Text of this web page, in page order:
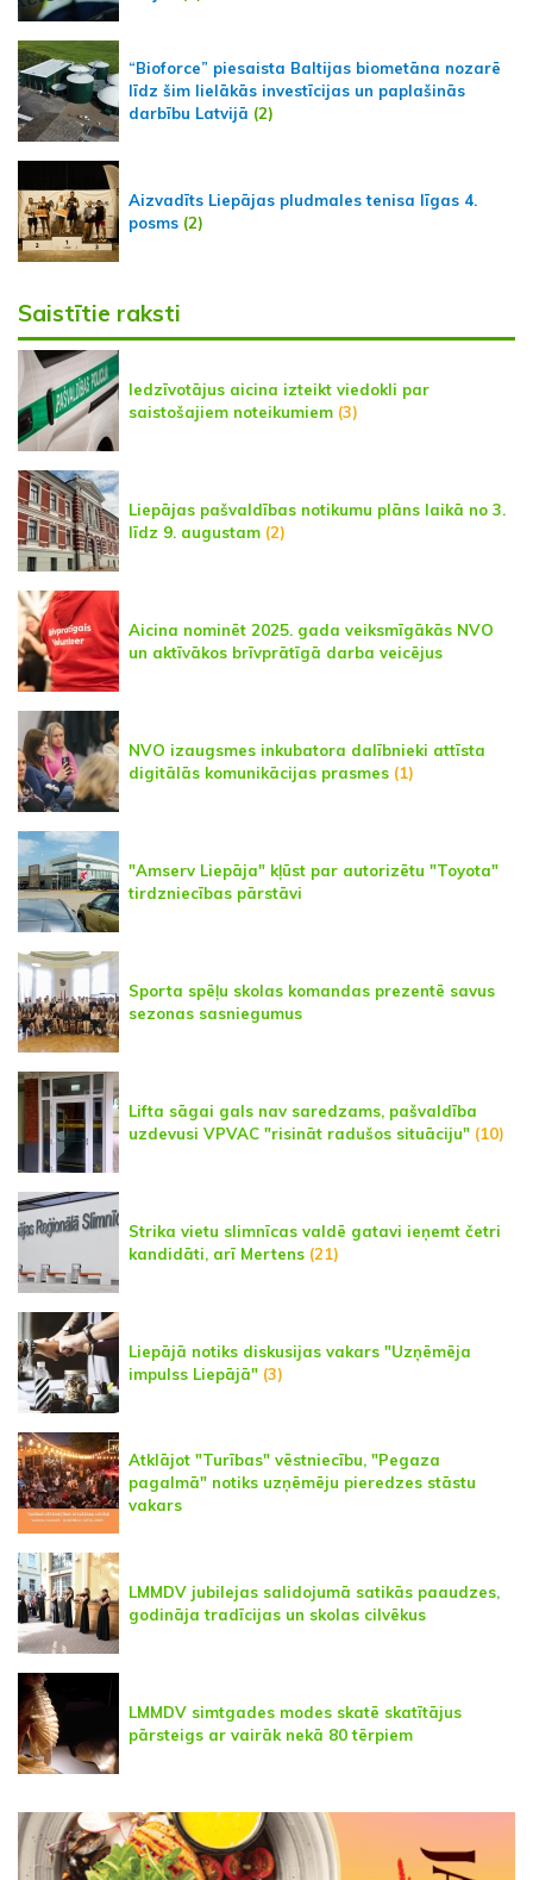
“Bioforce” piesaista Baltijas biometāna nozarē
līdz šim lielākās investīcijas un paplašinās
darbību Latvijā (2)
Aizvadīts Liepājas pludmales tenisa līgas 4.
posms (2)
Saistītie raksti
Iedzīvotājus aicina izteikt viedokli par
saistošajiem noteikumiem (3)
Liepājas pašvaldības notikumu plāns laikā no 3.
līdz 9. augustam (2)
Aicina nominēt 2025. gada veiksmīgākās NVO
un aktīvākos brīvprātīgā darba veicējus
NVO izaugsmes inkubatora dalībnieki attīsta
digitālās komunikācijas prasmes (1)
"Amserv Liepāja" kļūst par autorizētu "Toyota"
tirdzniecības pārstāvi
Sporta spēļu skolas komandas prezentē savus
sezonas sasniegumus
Lifta sāgai gals nav saredzams, pašvaldība
uzdevusi VPVAC "risināt radušos situāciju" (10)
Strika vietu slimnīcas valdē gatavi ieņemt četri
kandidāti, arī Mertens (21)
Liepājā notiks diskusijas vakars "Uzņēmēja
impulss Liepājā" (3)
Atklājot "Turības" vēstniecību, "Pegaza
pagalmā" notiks uzņēmēju pieredzes stāstu
vakars
LMMDV jubilejas salidojumā satikās paaudzes,
godināja tradīcijas un skolas cilvēkus
LMMDV simtgades modes skatē skatītājus
pārsteigs ar vairāk nekā 80 tērpiem